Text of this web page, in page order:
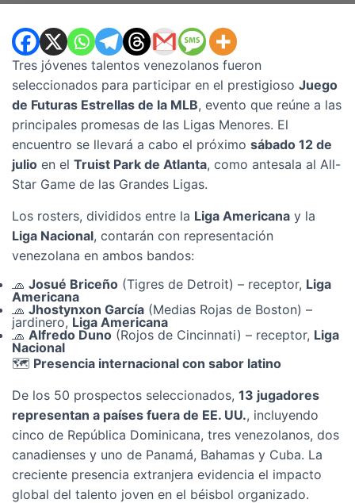
Tres jóvenes talentos venezolanos fueron
seleccionados para participar en el prestigioso Juego
de Futuras Estrellas de la MLB, evento que reúne a las
principales promesas de las Ligas Menores. El
encuentro se llevará a cabo el próximo sábado 12 de
julio en el Truist Park de Atlanta, como antesala al All-
Star Game de las Grandes Ligas.
Los rosters, divididos entre la Liga Americana y la
Liga Nacional, contarán con representación
venezolana en ambos bandos:
🧢 Josué Briceño (Tigres de Detroit) – receptor, Liga
Americana
🧢 Jhostynxon García (Medias Rojas de Boston) –
jardinero, Liga Americana
🧢 Alfredo Duno (Rojos de Cincinnati) – receptor, Liga
Nacional
🗺️ Presencia internacional con sabor latino
De los 50 prospectos seleccionados, 13 jugadores
representan a países fuera de EE. UU., incluyendo
cinco de República Dominicana, tres venezolanos, dos
canadienses y uno de Panamá, Bahamas y Cuba. La
creciente presencia extranjera evidencia el impacto
global del talento joven en el béisbol organizado.